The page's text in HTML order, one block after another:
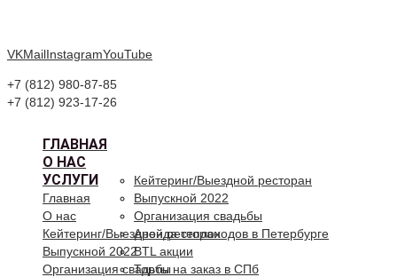
VKMailInstagramYouTube
+7 (812) 980-87-85
+7 (812) 923-17-26
ГЛАВНАЯ
О НАС
УСЛУГИ
Кейтеринг/Выездной ресторан
Выпускной 2022
Организация свадьбы
Аренда теплоходов в Петербурге
BTL акции
Торты на заказ в СПб
Главная
О нас
Кейтеринг/Выездной ресторан
Выпускной 2022
Организация свадьбы